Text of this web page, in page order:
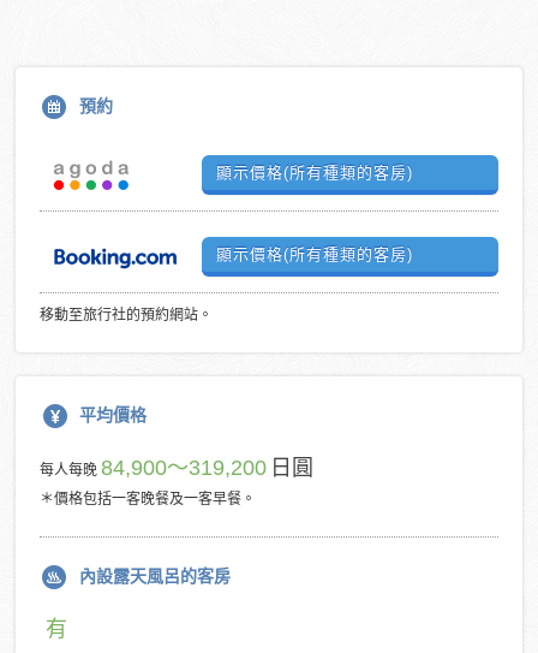
預約
顯示價格(所有種類的客房)
顯示價格(所有種類的客房)
移動至旅行社的預約網站。
平均價格
每人每晚84,900～319,200 日圓
＊價格包括一客晚餐及一客早餐。
內設露天風呂的客房
有